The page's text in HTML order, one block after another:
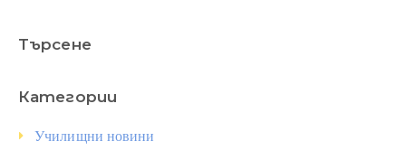
Търсене
Категории
Училищни новини